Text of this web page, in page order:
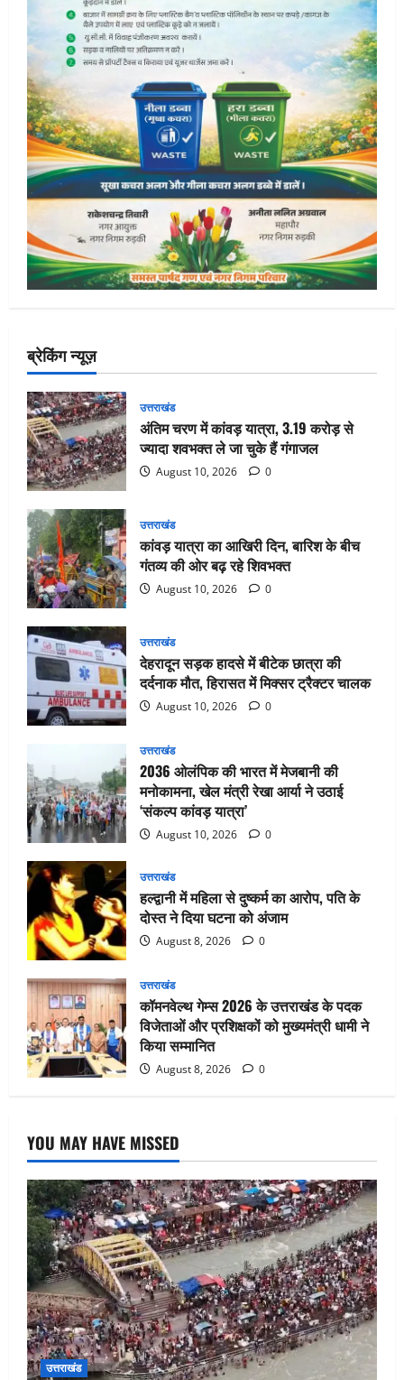
ब्रेकिंग न्यूज़
उत्तराखंड
अंतिम चरण में कांवड़ यात्रा, 3.19 करोड़ से
ज्यादा शवभक्त ले जा चुके हैं गंगाजल
August 10, 2026 0
उत्तराखंड
कांवड़ यात्रा का आखिरी दिन, बारिश के बीच
गंतव्य की ओर बढ़ रहे शिवभक्त
August 10, 2026 0
उत्तराखंड
देहरादून सड़क हादसे में बीटेक छात्रा की
दर्दनाक मौत, हिरासत में मिक्सर ट्रैक्टर चालक
August 10, 2026 0
उत्तराखंड
2036 ओलंपिक की भारत में मेजबानी की
मनोकामना, खेल मंत्री रेखा आर्या ने उठाई
‘संकल्प कांवड़ यात्रा’
August 10, 2026 0
उत्तराखंड
हल्द्वानी में महिला से दुष्कर्म का आरोप, पति के
दोस्त ने दिया घटना को अंजाम
August 8, 2026 0
उत्तराखंड
कॉमनवेल्थ गेम्स 2026 के उत्तराखंड के पदक
विजेताओं और प्रशिक्षकों को मुख्यमंत्री धामी ने
किया सम्मानित
August 8, 2026 0
YOU MAY HAVE MISSED
उत्तराखंड